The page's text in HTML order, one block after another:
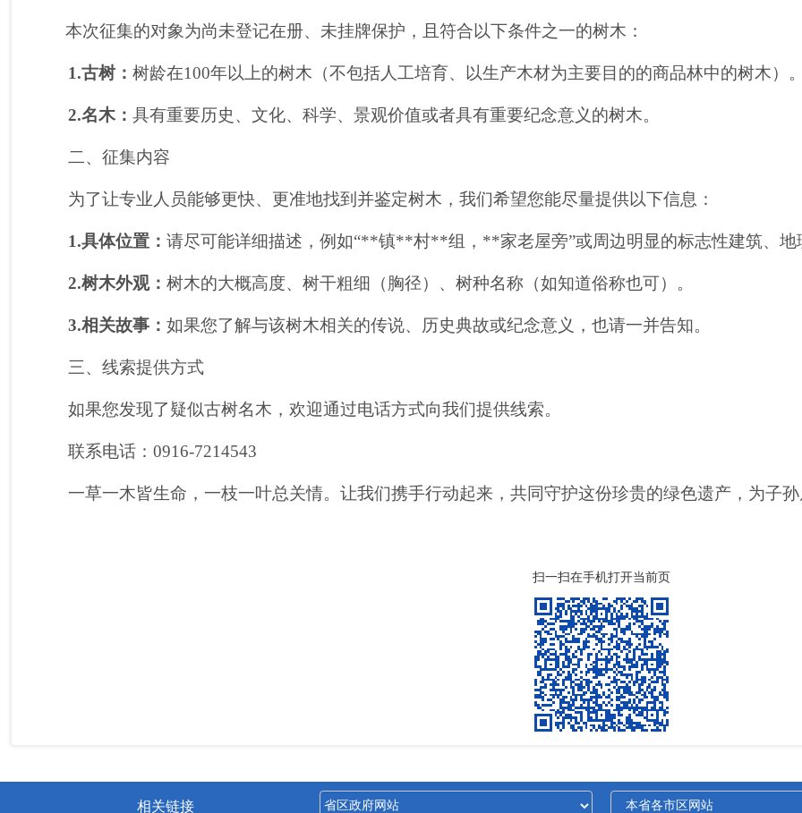
本次征集的对象为尚未登记在册、未挂牌保护，且符合以下条件之一的树木：
1.古树： 树龄在100年以上的树木（不包括人工培育、以生产木材为主要目的的商品林中的树木）。
2.名木： 具有重要历史、文化、科学、景观价值或者具有重要纪念意义的树木。
二、征集内容
为了让专业人员能够更快、更准地找到并鉴定树木，我们希望您能尽量提供以下信息：
1.具体位置： 请尽可能详细描述，例如“**镇**村**组，**家老屋旁”或周边明显的标志性建筑、地
2.树木外观： 树木的大概高度、树干粗细（胸径）、树种名称（如知道俗称也可）。
3.相关故事： 如果您了解与该树木相关的传说、历史典故或纪念意义，也请一并告知。
三、线索提供方式
如果您发现了疑似古树名木，欢迎通过电话方式向我们提供线索。
联系电话： 0916-7214543
一草一木皆生命，一枝一叶总关情。让我们携手行动起来，共同守护这份珍贵的绿色遗产，为子
扫一扫在手机打开当前页
相关链接